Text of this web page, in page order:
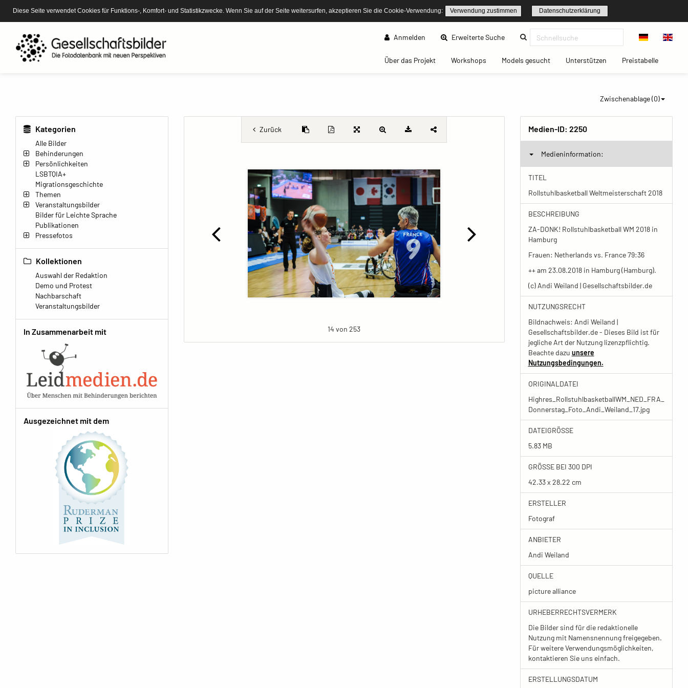
Diese Seite verwendet Cookies für Funktions-, Komfort- und Statistikzwecke. Wenn Sie auf der Seite weitersurfen, akzeptieren Sie die Cookie-Verwendung: Verwendung zustimmen Datenschutzerklärung
Anmelden Erweiterte Suche(current)
Über das Projekt(current)Workshops(current)Models gesucht(current)Unterstützen(current)Preistabelle(current)
Zwischenablage (0)
Kategorien
Alle Bilder
Behinderungen
Persönlichkeiten
LSBTQIA+
Migrationsgeschichte
Themen
Veranstaltungsbilder
Bilder für Leichte Sprache
Publikationen
Pressefotos
Kollektionen
Auswahl der Redaktion
Demo und Protest
Nachbarschaft
Veranstaltungsbilder
In Zusammenarbeit mit
Ausgezeichnet mit dem
Zurück
14 von 253
Medien-ID: 2250
Medieninformation:
TITEL
Rollstuhlbasketball Weltmeisterschaft 2018
BESCHREIBUNG
ZA-DONK! Rollstuhlbasketball WM 2018 in
Hamburg
Frauen: Netherlands vs. France 79:36
++ am 23.08.2018 in Hamburg (Hamburg).
(c) Andi Weiland | Gesellschaftsbilder.de
NUTZUNGSRECHT
Bildnachweis: Andi Weiland |
Gesellschaftsbilder.de - Dieses Bild ist für
jegliche Art der Nutzung lizenzpflichtig.
Beachte dazu unsere
Nutzungsbedingungen.
ORIGINALDATEI
Highres_RollstuhlbasketballWM_NED_FRA_
Donnerstag_Foto_Andi_Weiland_17.jpg
DATEIGRÖSSE
5.83 MB
GRÖSSE BEI 300 DPI
42.33 x 28.22 cm
ERSTELLER
Fotograf
ANBIETER
Andi Weiland
QUELLE
picture alliance
URHEBERRECHTSVERMERK
Die Bilder sind für die redaktionelle
Nutzung mit Namensnennung freigegeben.
Für weitere Verwendungsmöglichkeiten,
kontaktieren Sie uns einfach.
ERSTELLUNGSDATUM